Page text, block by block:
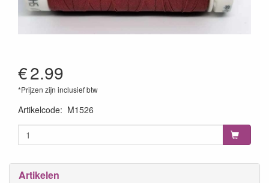
€2.99
*Prijzen zijn inclusief btw
Artikelcode: M1526
Artikelen